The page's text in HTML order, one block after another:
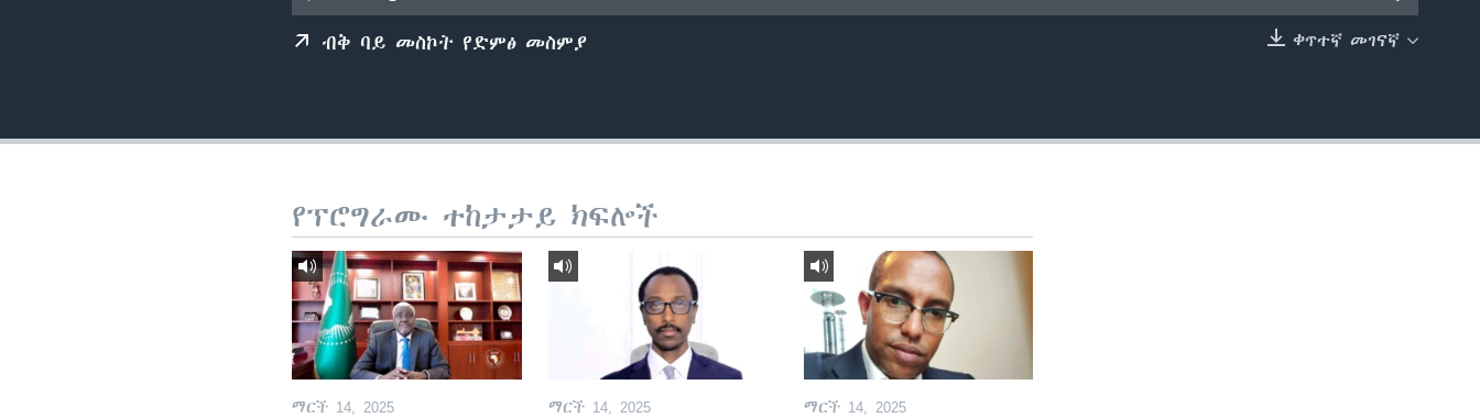
ቀጥተኛ መገናኛ
ብቅ ባይ መስኮት የድምፅ መስምያ
የፕሮግራሙ ተከታታይ ክፍሎች
ማርች 14, 2025 ማርች 14, 2025 ማርች 14, 2025